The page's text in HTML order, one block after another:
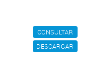
CONSULTAR
DESCARGAR